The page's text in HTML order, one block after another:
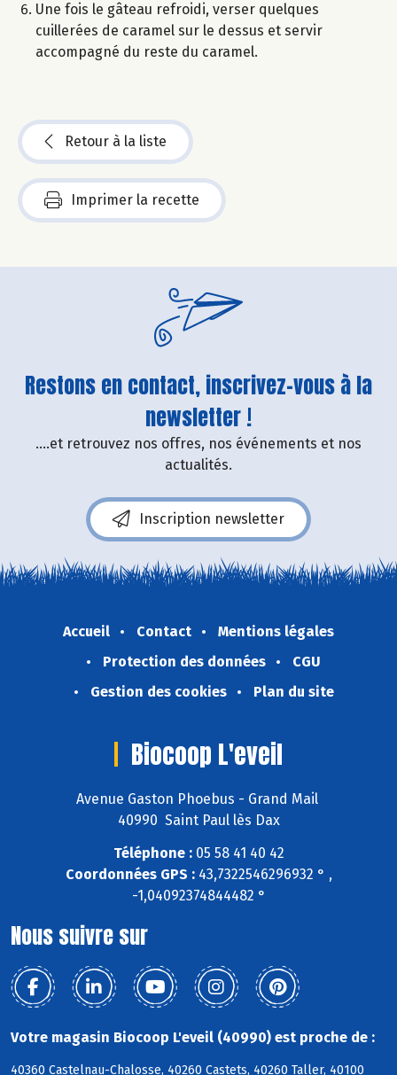
Une fois le gâteau refroidi, verser quelques
cuillerées de caramel sur le dessus et servir
accompagné du reste du caramel.
Retour à la liste
Imprimer la recette
Restons en contact, inscrivez-vous à la
newsletter !
....et retrouvez nos offres, nos événements et nos
actualités.
Inscription newsletter
Accueil Contact
Mentions légales
Protection des données
CGU
Gestion des cookies
Plan du site
Biocoop L'eveil
Avenue Gaston Phoebus - Grand Mail
40990 Saint Paul lès Dax
Téléphone :05 58 41 40 42
Coordonnées GPS :43,7322546296932 ° ,
-1,04092374844482 °
Nous suivre sur
Votre magasin Biocoop L'eveil (40990) est proche de :
40360 Castelnau-Chalosse, 40260 Castets, 40260 Taller, 40100